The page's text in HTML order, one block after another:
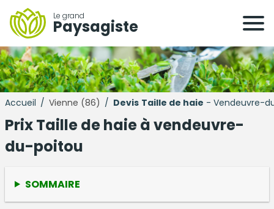
Le grand
Paysagiste
Accueil / Vienne (86) / Devis Taille de haie - Vendeuvre-
Prix Taille de haie à vendeuvre-
du-poitou
SOMMAIRE